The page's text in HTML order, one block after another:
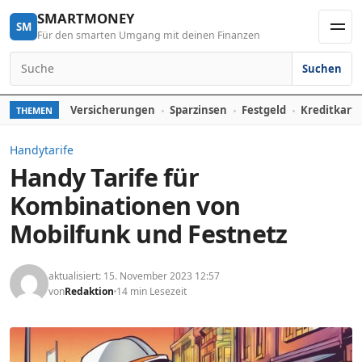
Skip to content
SM SMARTMONEY
Für den smarten Umgang mit deinen Finanzen
Search for:
Suchen
THEMEN Versicherungen Sparzinsen Festgeld
Handytarife
Handy Tarife für
Kombinationen von
Mobilfunk und Festnetz
aktualisiert: 15. November 2023 12:57
vonRedaktion 14 min Lesezeit